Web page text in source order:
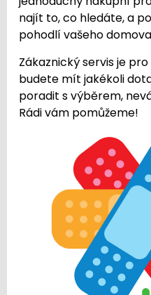
najít to, co hledáte, a
pohodlí vašeho
Zákaznický servis je
budete mít jakékoli
poradit s výběrem,
Rádi vám pomůžeme!